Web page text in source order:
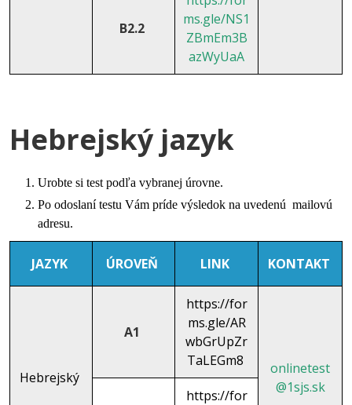
B2.2
ms.gle/NS1
ZBmEm3B
azWyUaA
Hebrejský jazyk
Urobte si test podľa vybranej úrovne.
Po odoslaní testu Vám príde výsledok na uvedenú mailovú
adresu.
JAZYK ÚROVEŇ LINK KONTAKT
Hebrejský
A1
https://for
ms.gle/AR
wbGrUpZr
TaLEGm8
onlinetest
@1sjs.sk
https://for